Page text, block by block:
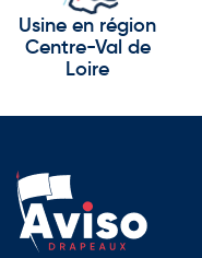
Usine en région
Centre-Val de
Loire